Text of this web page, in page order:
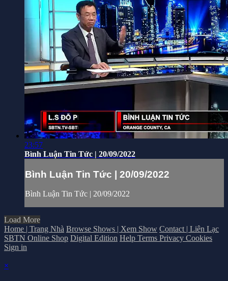
23:57
Bình Luận Tin Tức | 20/09/2022
Bình Luận Tin Tức | 20/09/2022
Bình Luận Tin Tức | 20/09/2022
Load More
Home | Trang Nhà Browse Shows | Xem Show Contact | Liên Lạc
SBTN Online Shop Digital Edition Help Terms Privacy Cookies
Sign in
×